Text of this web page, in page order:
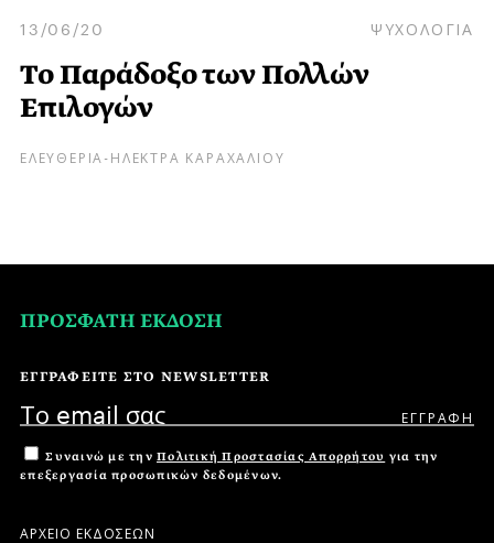
13/06/20 ΨΥΧΟΛΟΓΙΑ
Το Παράδοξο των Πολλών
Επιλογών
ΕΛΕΥΘΕΡΙΑ-ΗΛΕΚΤΡΑ ΚΑΡΑΧΑΛΙΟΥ
ΠΡΟΣΦΑΤΗ ΕΚΔΟΣΗ
ΕΓΓΡΑΦΕΙΤΕ ΣΤΟ NEWSLETTER
Συναινώ με την Πολιτική Προστασίας Απορρήτου για την
επεξεργασία προσωπικών δεδομένων.
ΑΡΧΕΙΟ ΕΚΔΟΣΕΩΝ